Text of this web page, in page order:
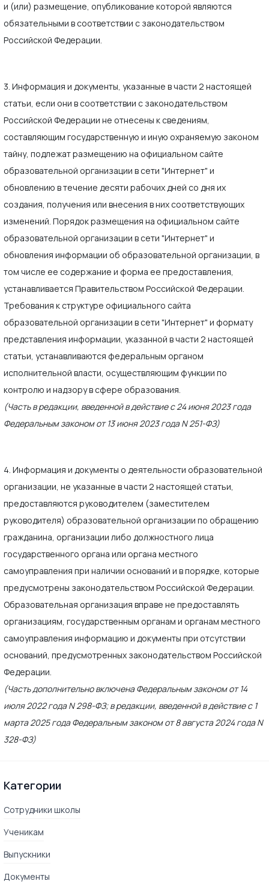
и (или) размещение, опубликование которой являются
обязательными в соответствии с законодательством
Российской Федерации.
3. Информация и документы, указанные в части 2 настоящей
статьи, если они в соответствии с законодательством
Российской Федерации не отнесены к сведениям,
составляющим государственную и иную охраняемую законом
тайну, подлежат размещению на официальном сайте
образовательной организации в сети "Интернет" и
обновлению в течение десяти рабочих дней со дня их
создания, получения или внесения в них соответствующих
изменений. Порядок размещения на официальном сайте
образовательной организации в сети "Интернет" и
обновления информации об образовательной организации, в
том числе ее содержание и форма ее предоставления,
устанавливается Правительством Российской Федерации.
Требования к структуре официального сайта
образовательной организации в сети "Интернет" и формату
представления информации, указанной в части 2 настоящей
статьи, устанавливаются федеральным органом
исполнительной власти, осуществляющим функции по
контролю и надзору в сфере образования.
(Часть в редакции, введенной в действие с 24 июня 2023 года
Федеральным законом от 13 июня 2023 года N 251-ФЗ)
4. Информация и документы о деятельности образовательной
организации, не указанные в части 2 настоящей статьи,
предоставляются руководителем (заместителем
руководителя) образовательной организации по обращению
гражданина, организации либо должностного лица
государственного органа или органа местного
самоуправления при наличии оснований и в порядке, которые
предусмотрены законодательством Российской Федерации.
Образовательная организация вправе не предоставлять
организациям, государственным органам и органам местного
самоуправления информацию и документы при отсутствии
оснований, предусмотренных законодательством Российской
Федерации.
(Часть дополнительно включена Федеральным законом от 14
июля 2022 года N 298-ФЗ; в редакции, введенной в действие с 1
марта 2025 года Федеральным законом от 8 августа 2024 года N
328-ФЗ)
Категории
Сотрудники школы
Ученикам
Выпускники
Документы